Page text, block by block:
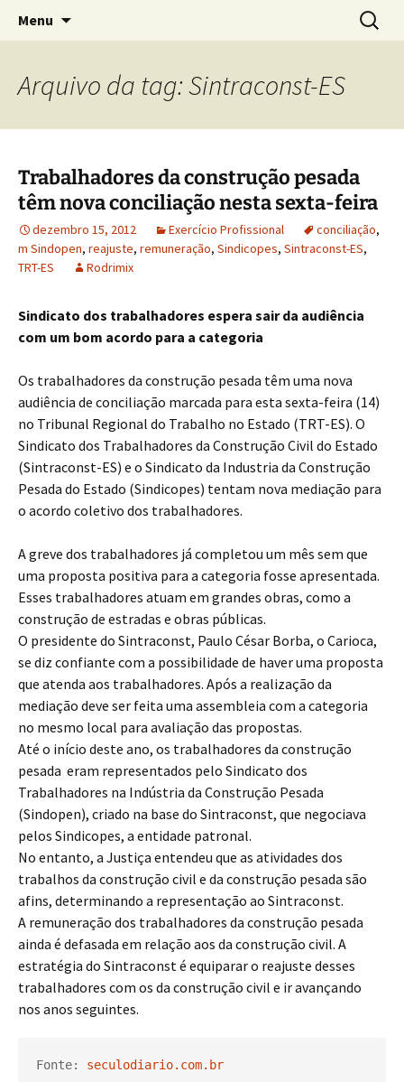
conteúdo
Rodrimix
Concretos e Pisos Industriais LTDA
Menu
por:
Arquivo da tag: Sintraconst-ES
Trabalhadores da construção pesada
têm nova conciliação nesta sexta-feira
dezembro 15, 2012 Exercício Profissional conciliação,
m Sindopen, reajuste, remuneração, Sindicopes, Sintraconst-ES,
TRT-ES
Rodrimix
Sindicato dos trabalhadores espera sair da audiência
com um bom acordo para a categoria
Os trabalhadores da construção pesada têm uma nova
audiência de conciliação marcada para esta sexta-feira (14)
no Tribunal Regional do Trabalho no Estado (TRT-ES). O
Sindicato dos Trabalhadores da Construção Civil do Estado
(Sintraconst-ES) e o Sindicato da Industria da Construção
Pesada do Estado (Sindicopes) tentam nova mediação para
o acordo coletivo dos trabalhadores.
A greve dos trabalhadores já completou um mês sem que
uma proposta positiva para a categoria fosse apresentada.
Esses trabalhadores atuam em grandes obras, como a
construção de estradas e obras públicas.
O presidente do Sintraconst, Paulo César Borba, o Carioca,
se diz confiante com a possibilidade de haver uma proposta
que atenda aos trabalhadores. Após a realização da
mediação deve ser feita uma assembleia com a categoria
no mesmo local para avaliação das propostas.
Até o início deste ano, os trabalhadores da construção
pesada eram representados pelo Sindicato dos
Trabalhadores na Indústria da Construção Pesada
(Sindopen), criado na base do Sintraconst, que negociava
pelos Sindicopes, a entidade patronal.
No entanto, a Justiça entendeu que as atividades dos
trabalhos da construção civil e da construção pesada são
afins, determinando a representação ao Sintraconst.
A remuneração dos trabalhadores da construção pesada
ainda é defasada em relação aos da construção civil. A
estratégia do Sintraconst é equiparar o reajuste desses
trabalhadores com os da construção civil e ir avançando
nos anos seguintes.
Fonte: seculodiario.com.br